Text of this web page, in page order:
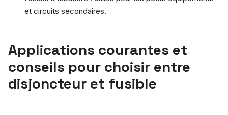
et circuits secondaires.
Applications courantes et
conseils pour choisir entre
disjoncteur et fusible